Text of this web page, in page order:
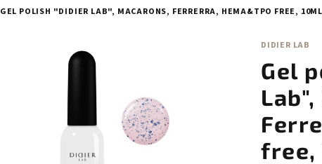
GEL POLISH "DIDIER LAB", MACARONS, FERRERRA, HEMA&TPO FREE, 10ML
DIDIER LAB
Gel
free,